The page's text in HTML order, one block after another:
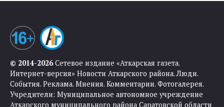
© 2014-2026Сетевое издание «Аткарская газета.
Интернет-версия» Новости Аткарского района. Люди.
События. Реклама. Мнения. Комментарии. Фотогалерея.
Учредители: Муниципальное автономное учреждение
Аткарского муниципального района Саратовской области